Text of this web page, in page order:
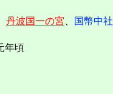
丹波国一の宮 国幣中社
年頃